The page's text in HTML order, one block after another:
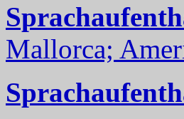
Mallorca;